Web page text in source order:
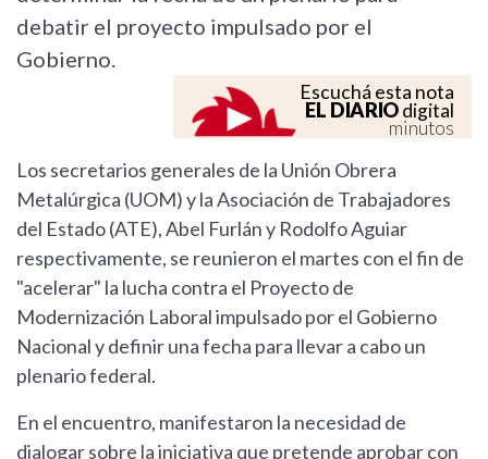
debatir el proyecto impulsado por el
Gobierno.
Escuchá esta nota
EL DIARIOdigital
minutos
Los secretarios generales de la Unión Obrera
Metalúrgica (UOM) y la Asociación de Trabajadores
del Estado (ATE), Abel Furlán y Rodolfo Aguiar
respectivamente, se reunieron el martes con el fin de
"acelerar" la lucha contra el Proyecto de
Modernización Laboral impulsado por el Gobierno
Nacional y definir una fecha para llevar a cabo un
plenario federal.
En el encuentro, manifestaron la necesidad de
dialogar sobre la iniciativa que pretende aprobar con